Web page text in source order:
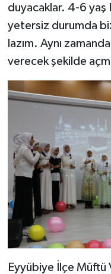
duyacaklar. 4-6 yaş
yetersiz durumda biz
lazım. Aynı
verecek şekilde
Eyyübiye İlçe Müftü